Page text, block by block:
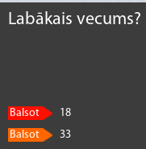
Labākais vecums?
Balsot
18
Balsot
33